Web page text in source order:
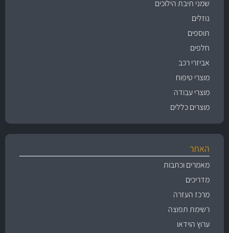
שמני תיבת הילוכים
נוזלים
תוספים
חלפים
אביזרי רכב
מוצרי טיפוח
מוצרי עבודה
מוצרים כללים
האתר
מאמרים וכתבות
מדריכים
מרכז העזרה
רשימת תפוצה
ערוץ הוידאו